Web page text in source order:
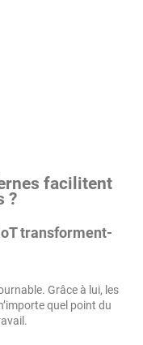
facilitent
?
transforment-
Grâce à lui, les
quel point du